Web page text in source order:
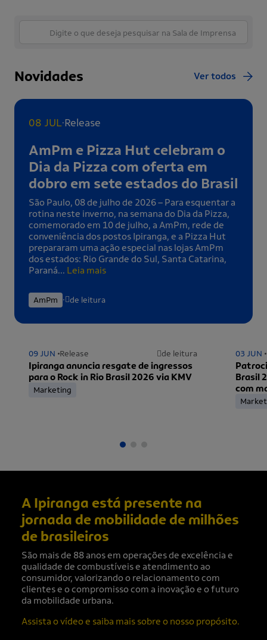
Novidades Ver todos
08 JUL.Release
AmPm e Pizza Hut celebram o
Dia da Pizza com oferta em
dobro em sete estados do Brasil
São Paulo, 08 de julho de 2026 – Para esquentar a
rotina neste inverno, na semana do Dia da Pizza,
comemorado em 10 de julho, a AmPm, rede de
conveniência dos postos Ipiranga, e a Pizza Hut
prepararam uma ação especial nas lojas AmPm
dos estados: Rio Grande do Sul, Santa Catarina,
Paraná... Leia mais
AmPm . de leitura
09 JUN Release de leitura
Ipiranga anuncia resgate de ingressos
para o Rock in Rio Brasil 2026 via KMV
Marketing
03 JUN
Brasil
com
A Ipiranga está presente na
jornada de mobilidade de milhões
de brasileiros
São mais de 88 anos em operações de excelência e
qualidade de combustíveis e atendimento ao
consumidor, valorizando o relacionamento com
clientes e o compromisso com a inovação e o futuro
da mobilidade urbana.
Assista o vídeo e saiba mais sobre o nosso propósito.